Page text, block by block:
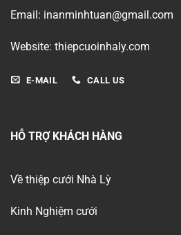
Email: inanminhtuan@gmail.com
Website: thiepcuoinhaly.com
E-MAIL CALL US
HỖ TRỢ KHÁCH HÀNG
Về thiệp cưới Nhà Lỳ
Kinh Nghiệm cưới